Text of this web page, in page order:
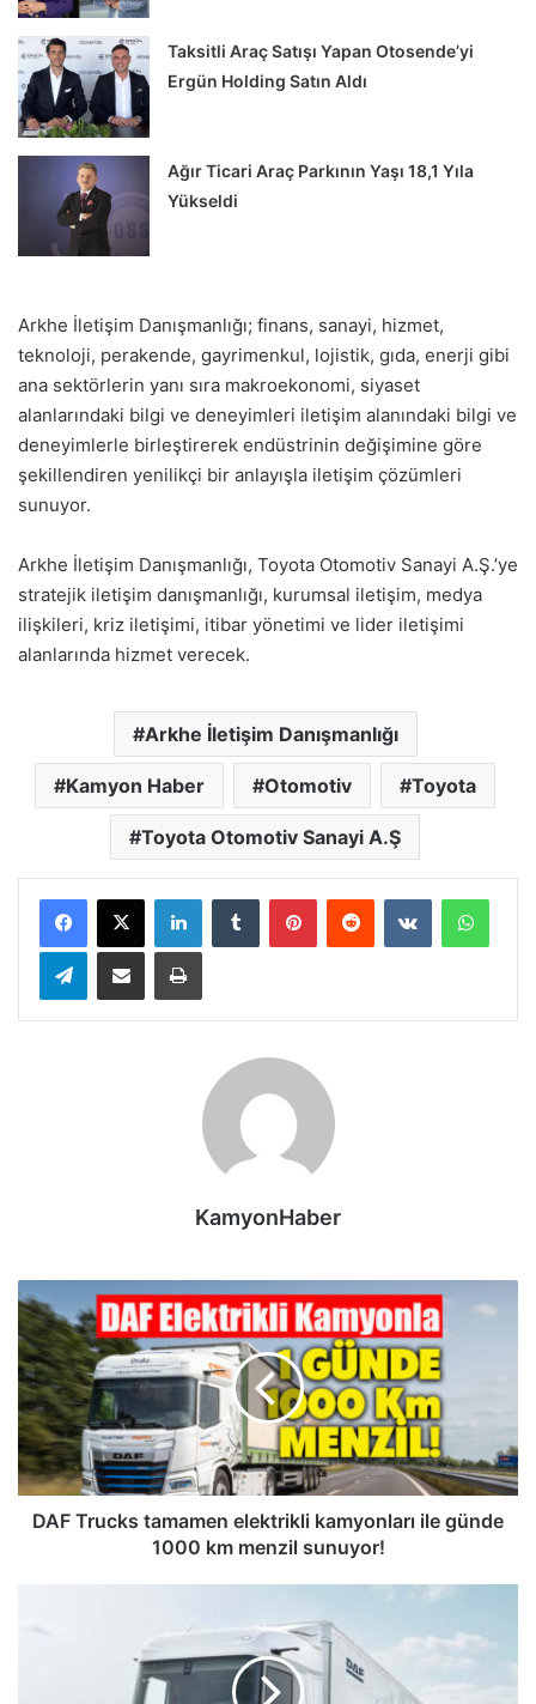
Taksitli Araç Satışı Yapan Otosende’yi
Ergün Holding Satın Aldı
Ağır Ticari Araç Parkının Yaşı 18,1 Yıla
Yükseldi
Arkhe İletişim Danışmanlığı; finans, sanayi, hizmet,
teknoloji, perakende, gayrimenkul, lojistik, gıda, enerji gibi
ana sektörlerin yanı sıra makroekonomi, siyaset
alanlarındaki bilgi ve deneyimleri iletişim alanındaki bilgi ve
deneyimlerle birleştirerek endüstrinin değişimine göre
şekillendiren yenilikçi bir anlayışla iletişim çözümleri
sunuyor.
Arkhe İletişim Danışmanlığı, Toyota Otomotiv Sanayi A.Ş.’ye
stratejik iletişim danışmanlığı, kurumsal iletişim, medya
ilişkileri, kriz iletişimi, itibar yönetimi ve lider iletişimi
alanlarında hizmet verecek.
Arkhe İletişim Danışmanlığı
Kamyon Haber Otomotiv Toyota
Toyota Otomotiv Sanayi A.Ş
LinkedInTumblr PinterestReddit VKontakte
TelegramE-Posta ile paylaş Yazdır
KamyonHaber
DAF
Trucks
tamamen
elektrikli
kamyonları
ile
günde
1000
km
menzil
DAF Trucks tamamen elektrikli kamyonları ile günde
1000 km menzil sunuyor!